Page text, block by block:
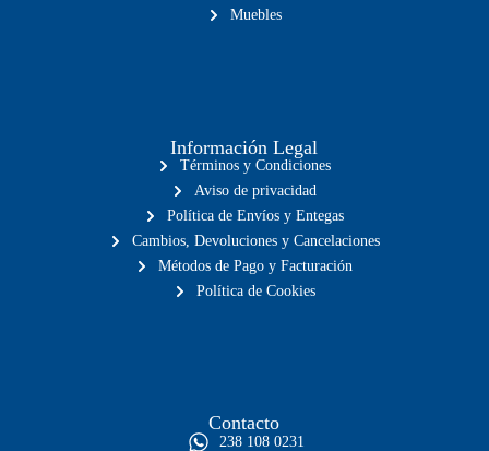
Muebles
Información Legal
Términos y Condiciones
Aviso de privacidad
Política de Envíos y Entegas
Cambios, Devoluciones y Cancelaciones
Métodos de Pago y Facturación
Política de Cookies
Contacto
238 108 0231